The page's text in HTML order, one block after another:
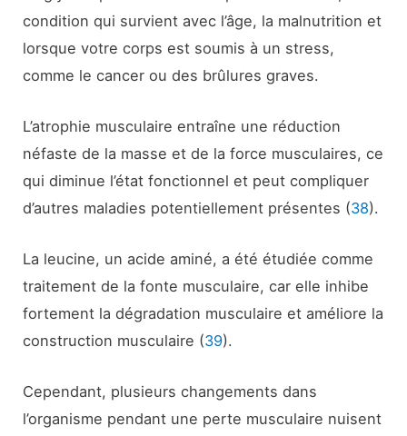
condition qui survient avec l’âge, la malnutrition et
lorsque votre corps est soumis à un stress,
comme le cancer ou des brûlures graves.
L’atrophie musculaire entraîne une réduction
néfaste de la masse et de la force musculaires, ce
qui diminue l’état fonctionnel et peut compliquer
d’autres maladies potentiellement présentes (38).
La leucine, un acide aminé, a été étudiée comme
traitement de la fonte musculaire, car elle inhibe
fortement la dégradation musculaire et améliore la
construction musculaire (39).
Cependant, plusieurs changements dans
l’organisme pendant une perte musculaire nuisent